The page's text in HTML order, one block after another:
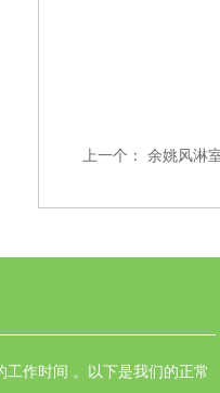
上一个： 余姚风淋
作时间 。以下是我们的正常